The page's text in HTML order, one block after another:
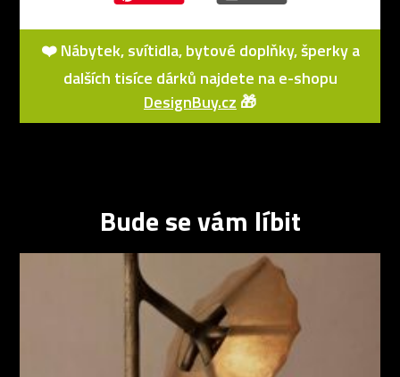
❤️ Nábytek, svítidla, bytové doplňky, šperky a
dalších tisíce dárků najdete na e-shopu
DesignBuy.cz 🎁
Bude se vám líbit